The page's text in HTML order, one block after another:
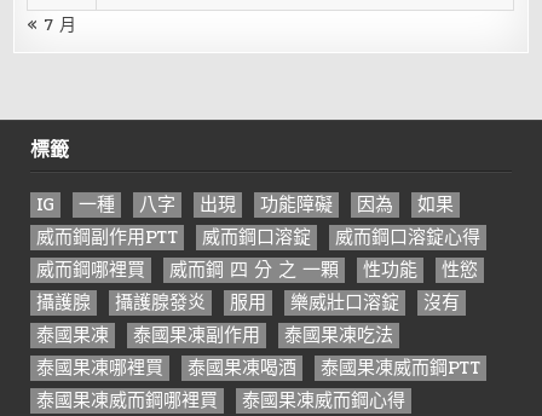
« 7 月
標籤
IG 一種 八字 出現 功能障礙 因為
如果
威而鋼副作用PTT
威而鋼口溶錠
威而鋼口溶錠心得
威而鋼哪裡買
威而鋼 四 分 之 一顆 性功能
性慾
攝護腺
攝護腺發炎 服用 樂威壯口溶錠
沒有
泰國果凍
泰國果凍副作用
泰國果凍吃法
泰國果凍哪裡買
泰國果凍喝酒
泰國果凍威而鋼PTT
泰國果凍威而鋼哪裡買
泰國果凍威而鋼心得